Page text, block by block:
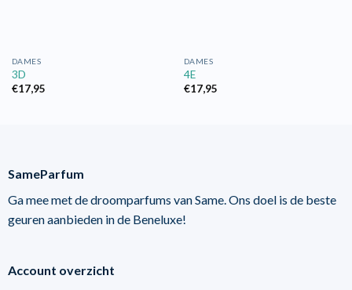
DAMES
3D
€17,95
DAMES
4E
€17,95
SameParfum
Ga mee met de droomparfums van Same. Ons doel is de beste
geuren aanbieden in de Beneluxe!
Account overzicht